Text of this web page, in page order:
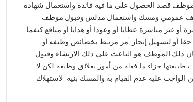
موظف قصد الحصول على ما فيه فائدة واستعمال شهادة
عمومي ومسك واستعمال مدلس وقبول موظف
غير مباشرة عطايا أو وعودا أو هدايا أو منافع كيفما
أو لتسهيل إنجاز أمر مرتبط بخصائص وظيفه أو
ذلك الموظف هو الباعث على ذلك الارتشاء وقبول
جزاء ما فعله من أمور بعلائق وظيفه لكن لا
عليه عدم القيام به والمسك بنية الاستهلاك